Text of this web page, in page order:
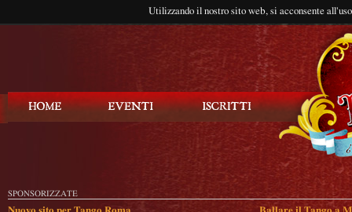
Utilizzando il nostro sito web, si acconsente
SPONSORIZZATE